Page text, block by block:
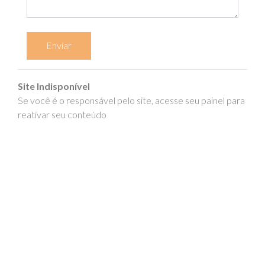
Enviar
Site Indisponível
Se você é o responsável pelo site, acesse seu painel para
reativar seu conteúdo